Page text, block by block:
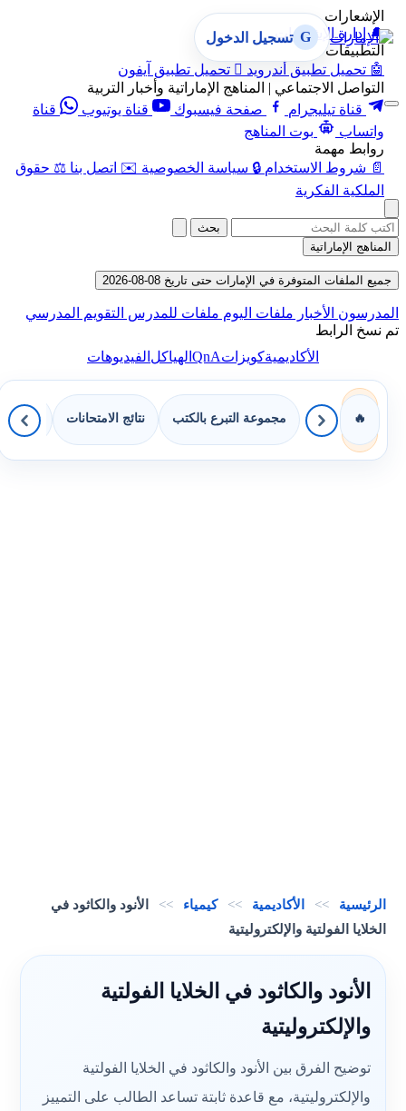
الإشعارات
🔔 إدارة الإشعارات
التطبيقات
🤖 تحميل تطبيق أندرويد  تحميل تطبيق آيفون
التواصل الاجتماعي | المناهج الإماراتية وأخبار التربية
قناة تيليجرام
صفحة فيسبوك قناة يوتيوب
قناة
واتساب
بوت المناهج
روابط مهمة
📄 شروط الاستخدام 🔒 سياسة الخصوصية ✉️ اتصل بنا ⚖️ حقوق
الملكية الفكرية
G تسجيل الدخول
بحث
المناهج الإماراتية
جميع الملفات المتوفرة في الإمارات حتى تاريخ 08-08-2026
المدرسون الأخبار ملفات اليوم ملفات للمدرس التقويم المدرسي
تم نسخ الرابط
الأكاديميةكويزاتQnAالهياكلالفيديوهات
🔥 مجموعة التبرع بالكتب نتائج الامتحانات
الرئيسية >> الأكاديمية >> كيمياء >>
الأنود والكاثود في
الخلايا الفولتية والإلكتروليتية
الأنود والكاثود في الخلايا الفولتية
والإلكتروليتية
توضيح الفرق بين الأنود والكاثود في الخلايا الفولتية
والإلكتروليتية، مع قاعدة ثابتة تساعد الطالب على التمييز